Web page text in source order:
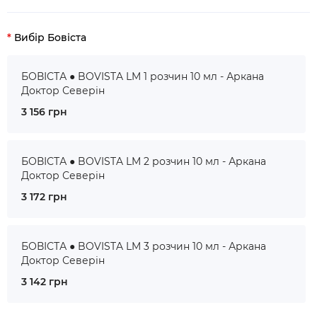
Вибір Бовіста
БОВІСТА ● BOVISTA LM 1 розчин 10 мл - Аркана
Доктор Северін
3 156 грн
БОВІСТА ● BOVISTA LM 2 розчин 10 мл - Аркана
Доктор Северін
3 172 грн
БОВІСТА ● BOVISTA LM 3 розчин 10 мл - Аркана
Доктор Северін
3 142 грн